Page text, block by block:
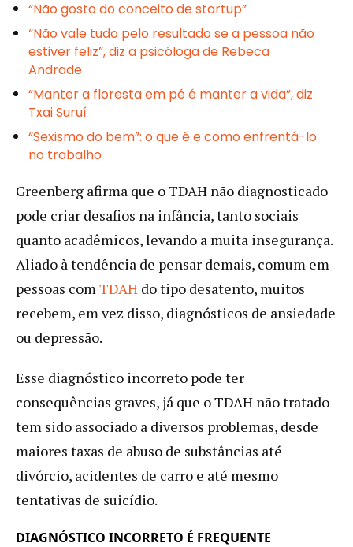
“Não gosto do conceito de startup”
“Não vale tudo pelo resultado se a pessoa não
estiver feliz”, diz a psicóloga de Rebeca
Andrade
“Manter a floresta em pé é manter a vida”, diz
Txai Suruí
“Sexismo do bem”: o que é e como enfrentá-lo
no trabalho
Greenberg afirma que o TDAH não diagnosticado
pode criar desafios na infância, tanto sociais
quanto acadêmicos, levando a muita insegurança.
Aliado à tendência de pensar demais, comum em
pessoas comTDAH do tipo desatento, muitos
recebem, em vez disso, diagnósticos de ansiedade
ou depressão.
Esse diagnóstico incorreto pode ter
consequências graves, já que o TDAH não tratado
tem sido associado a diversos problemas, desde
maiores taxas de abuso de substâncias até
divórcio, acidentes de carro e até mesmo
tentativas de suicídio.
DIAGNÓSTICO INCORRETO É FREQUENTE